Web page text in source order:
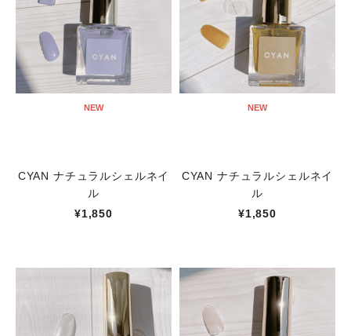
NEW
CYAN ナチュラルシェルネイ
ル
¥1,850
NEW
CYAN ナチュラルシェルネイ
ル
¥1,850